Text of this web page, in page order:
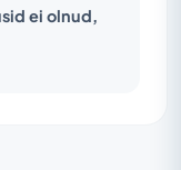
ei olnud,